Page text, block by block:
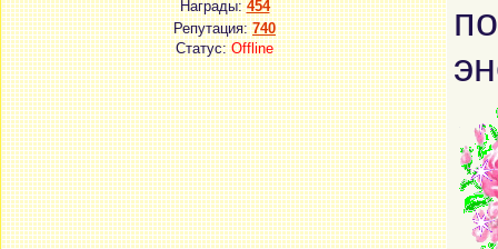
Награды:454
Репутация:740
Статус:Offline